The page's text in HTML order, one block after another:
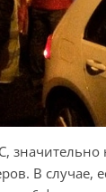
В случае,